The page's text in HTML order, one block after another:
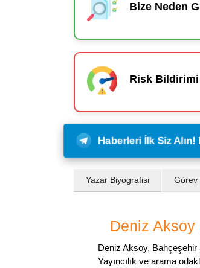
Bize Neden
Risk Bildirimi
Haberleri İlk Siz
Yazar Biyografisi Görev
Deniz Aksoy
Deniz Aksoy,
Yayıncılık ve arama